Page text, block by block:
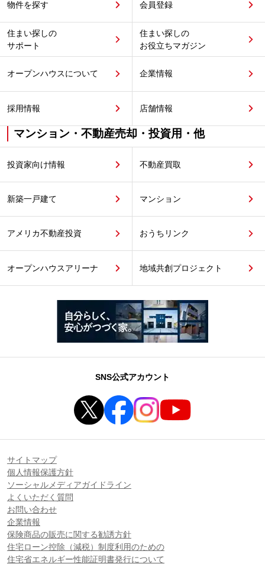
物件を探す 会員登録
住まい探しの
サポート
住まい探しの
お役立ちマガジン
オープンハウスについて 企業情報
採用情報 店舗情報
マンション・不動産売却・投資用・他
投資家向け情報 不動産買取
新築一戸建て マンション
アメリカ不動産投資 おうちリンク
オープンハウスアリーナ 地域共創プロジェクト
SNS公式アカウント
サイトマップ
個人情報保護方針
ソーシャルメディアガイドライン
よくいただく質問
お問い合わせ
企業情報
保険商品の販売に関する勧誘方針
住宅ローン控除（減税）制度利用のための
住宅省エネルギー性能証明書発行について